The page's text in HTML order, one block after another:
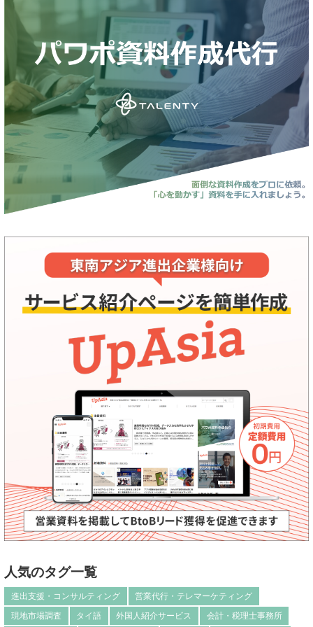
人気のタグ一覧
進出支援・コンサルティング 営業代行・テレマーケティング
現地市場調査 タイ語 外国人紹介サービス 会計・税理士事務所